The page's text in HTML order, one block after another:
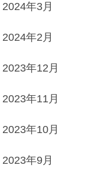
2024年3月
2024年2月
2023年12月
2023年11月
2023年10月
2023年9月